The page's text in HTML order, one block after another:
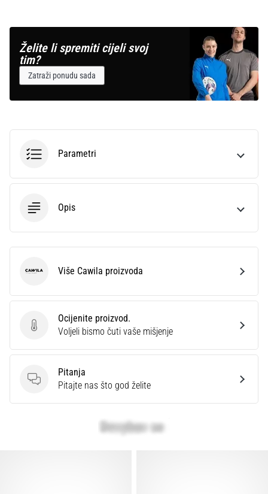
Želite li spremiti cijeli svoj
tim?
Zatraži ponudu sada
Parametri
Opis
Ocijenite proizvod.
Ocijenite proizvod.
Voljeli bismo čuti vaše mišjenje
Pitanja
Pitanja
Pitajte nas što god želite
Cawila Više Cawila proizvoda